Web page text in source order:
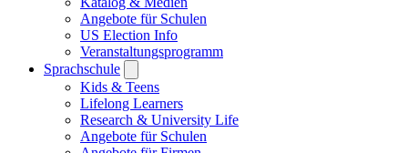
Angebote für Schulen
US Election Info
Veranstaltungsprogramm
Sprachschule
submenu
Kids & Teens
Lifelong Learners
Research & University Life
Angebote für Schulen